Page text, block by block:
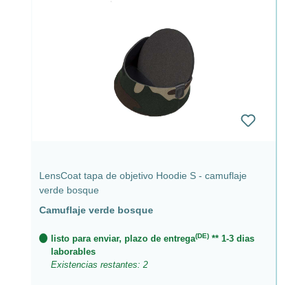
LensCoat tapa de objetivo Hoodie S - camuflaje
verde bosque
Camuflaje verde bosque
listo para enviar, plazo de entrega(DE) ** 1-3 dias
laborables
Existencias restantes: 2